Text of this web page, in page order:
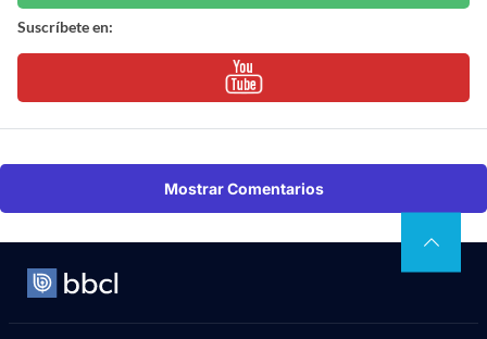
Suscríbete en:
Mostrar Comentarios